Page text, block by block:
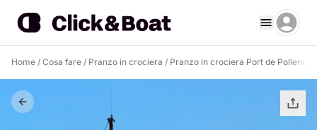
Home / Cosa fare / Pranzo in crociera / Pranzo in crociera Port de Pollença